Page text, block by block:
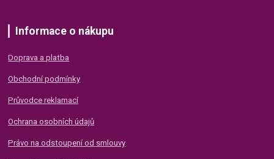
Informace o nákupu
Doprava a platba
Obchodní podmínky
Průvodce reklamací
Ochrana osobních údajů
Právo na odstoupení od smlouvy